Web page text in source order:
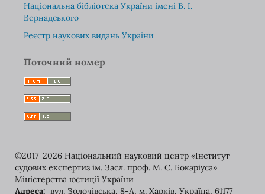
Національна бібліотека України імені В. І.
Вернадського
Реєстр наукових видань України
Поточний номер
©2017-2026 Національний науковий центр «Інститут
судових експертиз ім. Засл. проф. М. С. Бокаріуса»
Міністерства юстиції України
Адреса: вул. Золочівська, 8-A, м. Харків, Україна, 61177